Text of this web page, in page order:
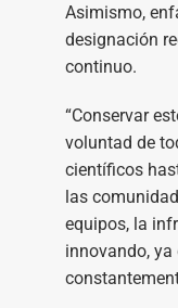
Asimismo,
designación
continuo.
“Conservar
voluntad de
científicos
las
equipos, la
innovando,